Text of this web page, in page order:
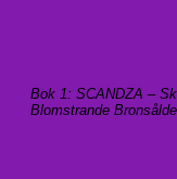
Bok 1: SCANDZA –
Blomstrande